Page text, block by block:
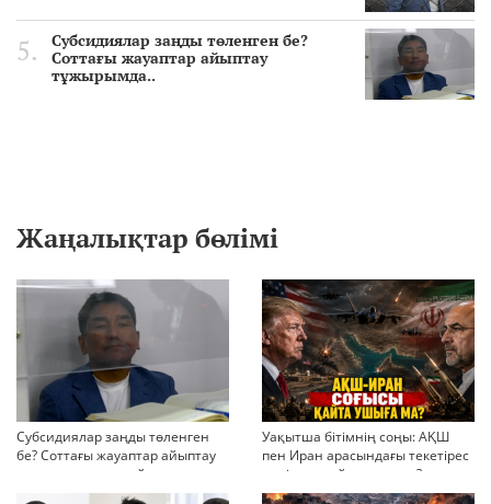
Субсидиялар заңды төленген бе?
Соттағы жауаптар айыптау
тұжырымда..
Жаңалықтар бөлімі
Субсидиялар заңды төленген
бе? Соттағы жауаптар айыптау
тұжырымдарын қайта қарауға
негіз бола ала ма?
Уақытша бітімнің соңы: АҚШ
пен Иран арасындағы текетірес
неліктен қайта ушықты?